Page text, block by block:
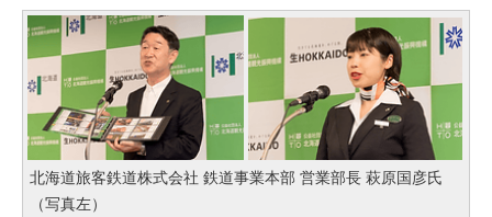
北海道旅客鉄道株式会社 鉄道事業本部 営業部長 萩原国彦氏
（写真左）